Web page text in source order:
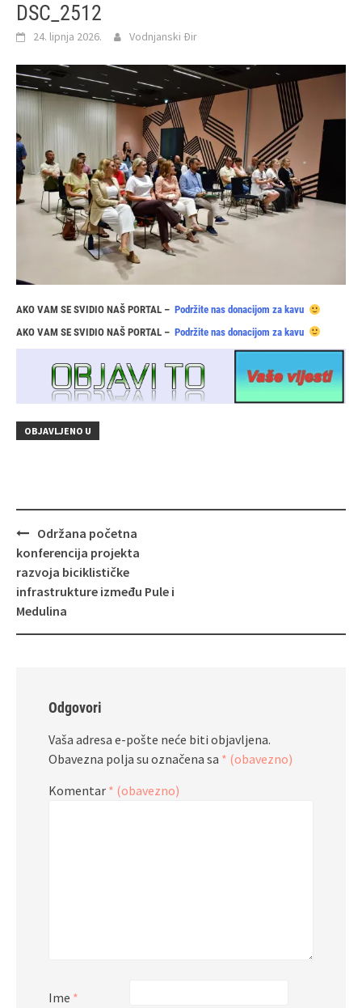
DSC_2512
24. lipnja 2026. Vodnjanski Đir
AKO VAM SE SVIDIO NAŠ PORTAL – Podržite nas donacijom za kavu
AKO VAM SE SVIDIO NAŠ PORTAL – Podržite nas donacijom za kavu
OBJAVLJENO U
Navigacija
objava
Održana početna
konferencija projekta
razvoja biciklističke
infrastrukture između Pule i
Medulina
Odgovori
Vaša adresa e-pošte neće biti objavljena.
Obavezna polja su označena sa * (obavezno)
Komentar * (obavezno)
Ime *